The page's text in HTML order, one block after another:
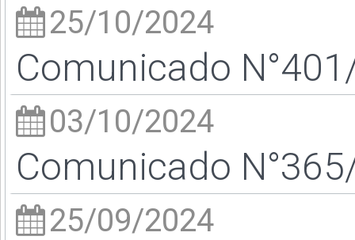
25/10/2024
Comunicado
03/10/2024
Comunicado
25/09/2024